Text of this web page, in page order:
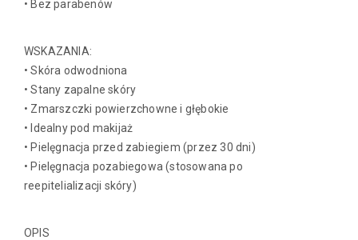
• Bez parabenów
WSKAZANIA:
• Skóra odwodniona
• Stany zapalne skóry
• Zmarszczki powierzchowne i głębokie
• Idealny pod makijaż
• Pielęgnacja przed zabiegiem (przez 30 dni)
• Pielęgnacja pozabiegowa (stosowana po
reepitelializacji skóry)
OPIS